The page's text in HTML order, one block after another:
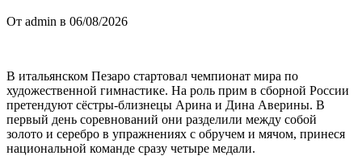
От admin в 06/08/2026
В итальянском Пезаро стартовал чемпионат мира по
художественной гимнастике. На роль прим в сборной России
претендуют сёстры-близнецы Арина и Дина Аверины. В
первый день соревнований они разделили между собой
золото и серебро в упражнениях с обручем и мячом, принеся
национальной команде сразу четыре медали.